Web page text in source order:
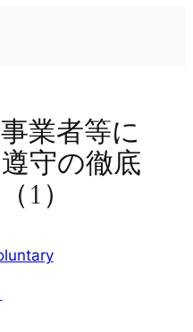
業者等に
守の徹底
1）